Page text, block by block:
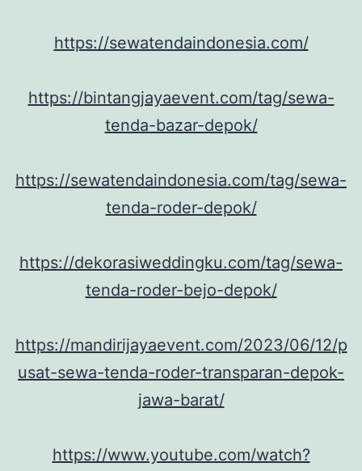
https://sewatendaindonesia.com/
https://bintangjayaevent.com/tag/sewa-
tenda-bazar-depok/
https://sewatendaindonesia.com/tag/sewa-
tenda-roder-depok/
https://dekorasiweddingku.com/tag/sewa-
tenda-roder-bejo-depok/
https://mandirijayaevent.com/2023/06/12/p
usat-sewa-tenda-roder-transparan-depok-
jawa-barat/
https://www.youtube.com/watch?